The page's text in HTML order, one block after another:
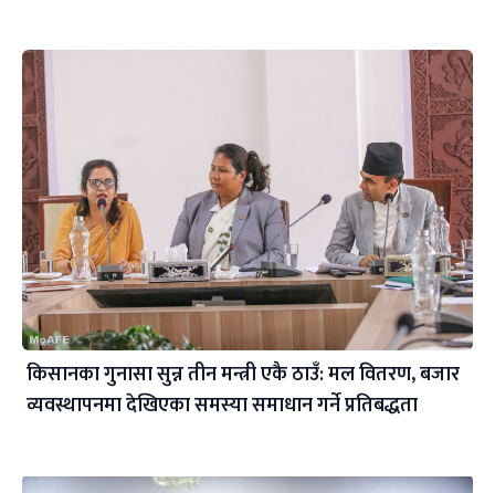
किसानका गुनासा सुन्न तीन मन्त्री एकै ठाउँ: मल वितरण, बजार
व्यवस्थापनमा देखिएका समस्या समाधान गर्ने प्रतिबद्धता